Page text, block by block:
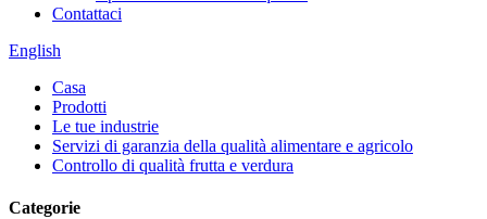
Contattaci
English
Casa
Prodotti
Le tue industrie
Servizi di garanzia della qualità alimentare e agricolo
Controllo di qualità frutta e verdura
Categorie